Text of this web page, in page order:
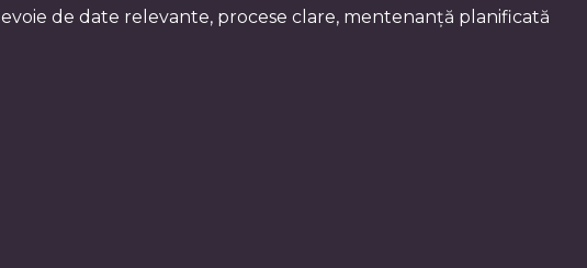
de date relevante, procese clare, mentenanță planificată